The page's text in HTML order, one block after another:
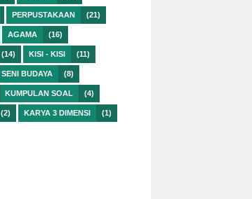
PERPUSTAKAAN (21)
AGAMA (16)
(14) KISI - KISI (11)
SENI BUDAYA (8)
KUMPULAN SOAL (4)
(2) KARYA 3 DIMENSI (1)